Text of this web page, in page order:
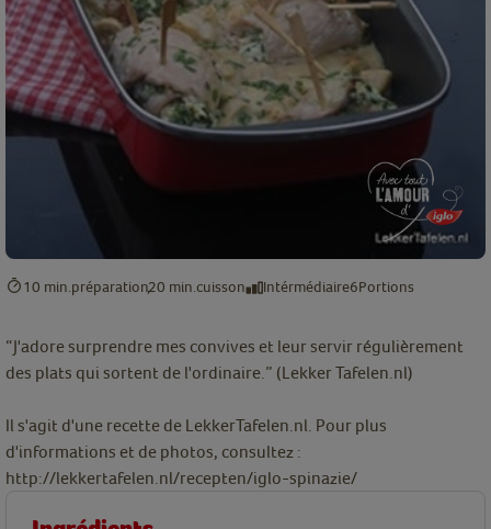
10 min. préparation20 min. cuisson Intérmédiaire6Portions
“J'adore surprendre mes convives et leur servir régulièrement
des plats qui sortent de l'ordinaire.” (Lekker Tafelen.nl)
Il s'agit d'une recette de LekkerTafelen.nl. Pour plus
d'informations et de photos, consultez :
http://lekkertafelen.nl/recepten/iglo-spinazie/